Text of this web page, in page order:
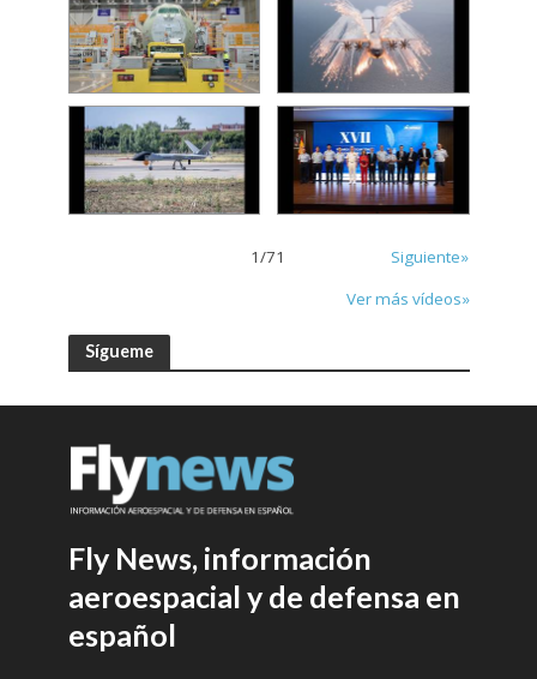
1/71
Siguiente»
Ver más vídeos»
Sígueme
Fly News, información
aeroespacial y de defensa en
español